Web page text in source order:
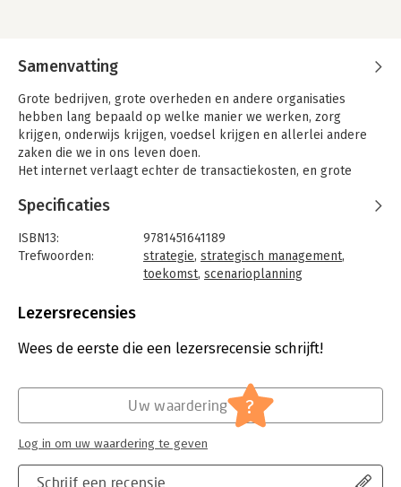
Samenvatting
Grote bedrijven, grote overheden en andere organisaties
hebben lang bepaald op welke manier we werken, zorg
krijgen, onderwijs krijgen, voedsel krijgen en allerlei andere
zaken die we in ons leven doen.
Het internet verlaagt echter de transactiekosten, en grote
zaken te regelen. Marina Gorbis, hoofd van het Institute for the
'sociaalgestructureerde' economie, waarin het individu de
kracht van nieuwe technologie inzet om een steeds groeiend
aanbod van producten en diensten te ontsluiten.
Specificaties
ISBN13:
9781451641189
Trefwoorden:
strategie, strategisch management,
toekomst, scenarioplanning
Bindwijze:
Uitgever:
The Free Press
Hoofdrubriek: Strategisch management
Lezersrecensies
Wees de eerste die een lezersrecensie schrijft!
Schrijf een recensie
Uw waardering ?
Log in om uw waardering te geven